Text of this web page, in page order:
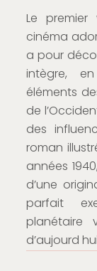
Le
cinéma
a pour
intègre,
éléments
de
des
roman
années
d’une
parfait
planétaire
d’aujourd